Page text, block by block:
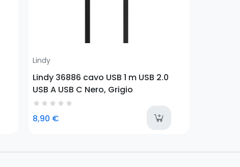
available
Lindy
Lindy 36886 cavo USB 1 m USB 2.0
USB A USB C Nero, Grigio
8,90 €